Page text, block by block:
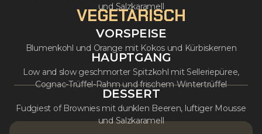
und Salzkaramell
VEGETARISCH
VORSPEISE
Blumenkohl und Orange mit Kokos und Kürbiskernen
HAUPTGANG
Low and slow geschmorter Spitzkohl mit Selleriepüree,
Cognac-Trüffel-Rahm und frischem Wintertrüffel
DESSERT
Fudgiest of Brownies mit dunklen Beeren, luftiger Mousse
und Salzkaramell